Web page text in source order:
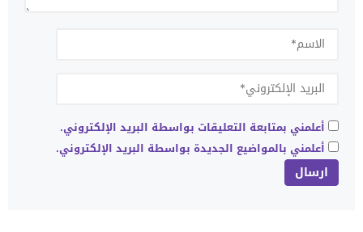
أعلمني بمتابعة التعليقات بواسطة البريد الإلكتروني.
أعلمني بالمواضيع الجديدة بواسطة البريد الإلكتروني.